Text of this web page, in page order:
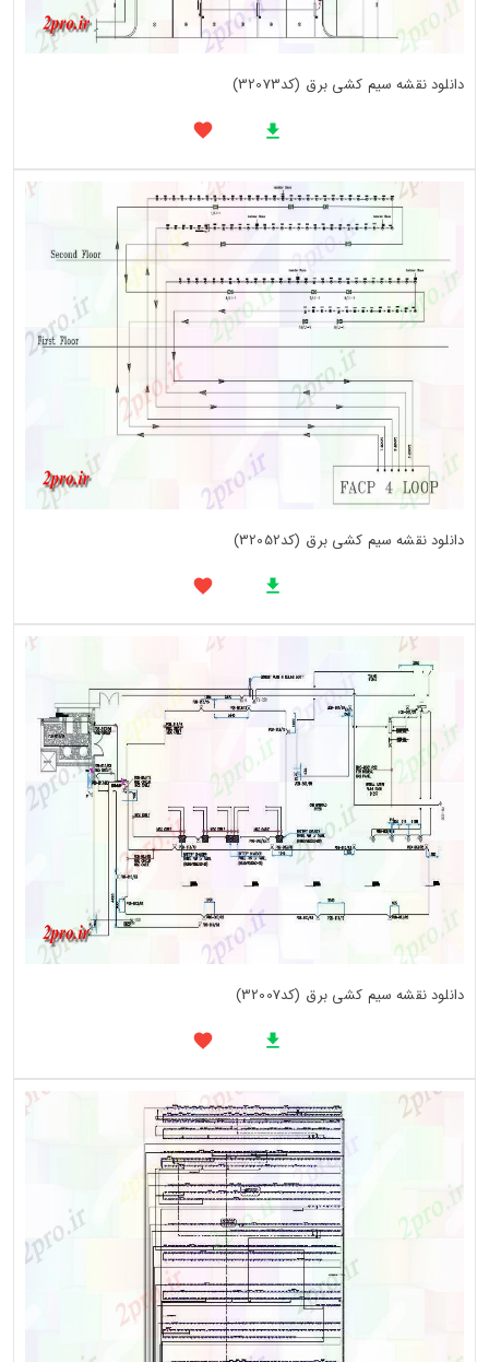
دانلود نقشه سیم کشی برق (کد32073)
دانلود نقشه سیم کشی برق (کد32052)
دانلود نقشه سیم کشی برق (کد32007)